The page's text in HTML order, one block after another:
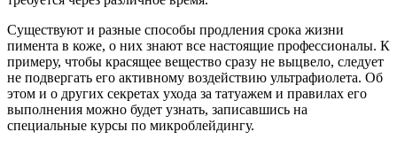
Существуют и разные способы продления срока жизни
пимента в коже, о них знают все настоящие профессионалы. К
примеру, чтобы красящее вещество сразу не выцвело, следует
не подвергать его активному воздействию ультрафиолета. Об
этом и о других секретах ухода за татуажем и правилах его
выполнения можно будет узнать, записавшись на
специальные курсы по микроблейдингу.